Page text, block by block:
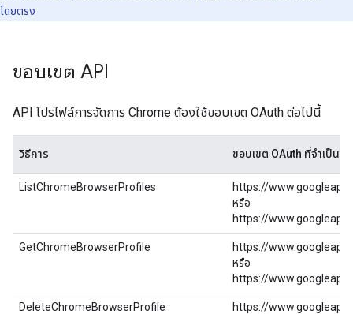
โดยตรง
ขอบเขต API
API โปรไฟล์การจัดการ Chrome ต้องใช้ขอบเขต OAuth ต่อไปนี้
วิธีการ ขอบเขต OAuth ที่จำเป็น
ListChromeBrowserProfiles
https://
หรือ
https://
GetChromeBrowserProfile
https://
หรือ
https://
DeleteChromeBrowserProfile https://